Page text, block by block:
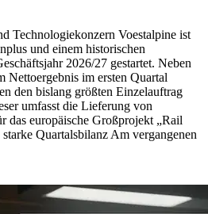
Technologiekonzern Voestalpine ist
und einem historischen
2026/27 gestartet. Neben
Nettoergebnis im ersten Quartal
den bislang größten Einzelauftrag
umfasst die Lieferung von
das europäische Großprojekt „Rail
Quartalsbilanz Am vergangenen